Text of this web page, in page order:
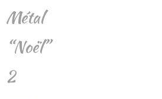
Métal
“Noël”
2